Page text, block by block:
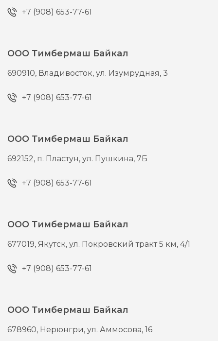
+7 (908) 653-77-61
ООО Тимбермаш Байкал
690910, Владивосток,ул. Изумрудная, 3
+7 (908) 653-77-61
ООО Тимбермаш Байкал
692152, п. Пластун,ул. Пушкина, 7Б
+7 (908) 653-77-61
ООО Тимбермаш Байкал
677019, Якутск,ул. Покровский тракт 5 км, 4/1
+7 (908) 653-77-61
ООО Тимбермаш Байкал
678960, Нерюнгри,ул. Аммосова, 16